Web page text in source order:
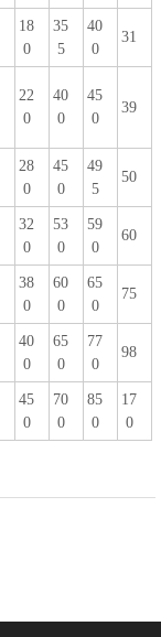
18
0
35
5
40
0
31
22
0
40
0
45
0
39
28
0
45
0
49
5
50
32
0
53
0
59
0
60
38
0
60
0
65
0
75
40
0
65
0
77
0
98
45
0
70
0
85
0
17
0